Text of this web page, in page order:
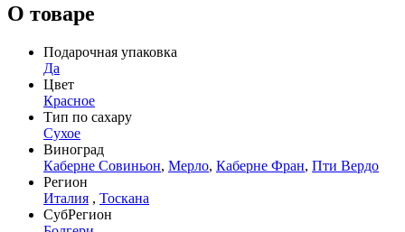
О товаре
Подарочная упаковка
Да
Цвет
Красное
Тип по сахару
Сухое
Виноград
Каберне Совиньон, Мерло, Каберне Фран, Пти Вердо
Регион
Италия , Тоскана
СубРегион